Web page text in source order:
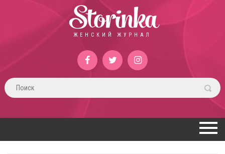
Storinka
ЖЕНСКИЙ ЖУРНАЛ